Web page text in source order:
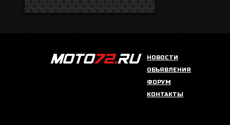
НОВОСТИ
ОБЪЯВЛЕНИЯ
ФОРУМ
КОНТАКТЫ